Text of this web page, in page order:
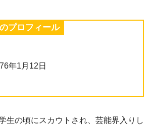
プロフィール
年1月12日
生の頃にスカウトされ、芸能界入りし